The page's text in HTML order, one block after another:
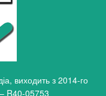
виходить з 2014-го
R40-05753